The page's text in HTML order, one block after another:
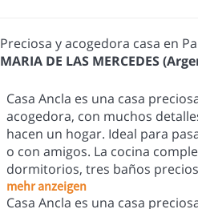
Preciosa y acogedora casa en
MARIA DE LAS MERCEDES
Casa Ancla es una casa
acogedora, con muchos
hacen un hogar. Ideal para
o con amigos. La cocina
dormitorios, tres baños
mehr anzeigen
Casa Ancla es una casa